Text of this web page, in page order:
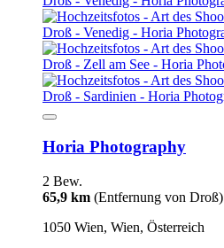
Horia Photography
2 Bew.
65,9 km (Entfernung von Droß)
1050 Wien, Wien, Österreich